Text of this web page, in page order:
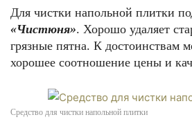
Для чистки напольной плитки
«Чистюня». Хорошо удаляет
грязные пятна. К достоинствам
хорошее соотношение цены и
Средство для чистки напольной плитки